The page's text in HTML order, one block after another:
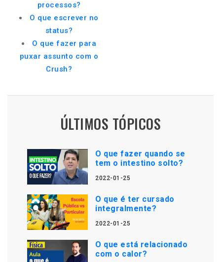
processos?
O que escrever no
status?
O que fazer para
puxar assunto com o
Crush?
ÚLTIMOS TÓPICOS
O que fazer quando se
tem o intestino solto?
2022-01-25
O que é ter cursado
integralmente?
2022-01-25
O que está relacionado
com o calor?